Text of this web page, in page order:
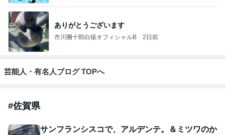
ありがとうございます
市川團十郎白猿オフィシャルB 2日前
芸能人・有名人ブログ TOPへ
#佐賀県
サンフランシスコで、アルデンテ。＆ミツワのか